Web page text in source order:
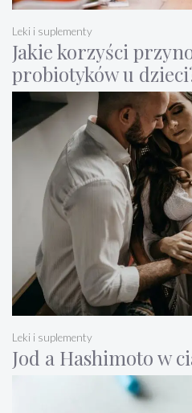
Jakie korzyści
probiotyków u
Leki i suplementy
Jod a Hashimoto w
Leki i suplementy